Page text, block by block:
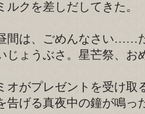
ルクを差しだしてきた。
間は、ごめんなさい……
じょうぶさ。星芒祭、お
オがプレゼントを受け取
告げる真夜中の鐘が鳴っ